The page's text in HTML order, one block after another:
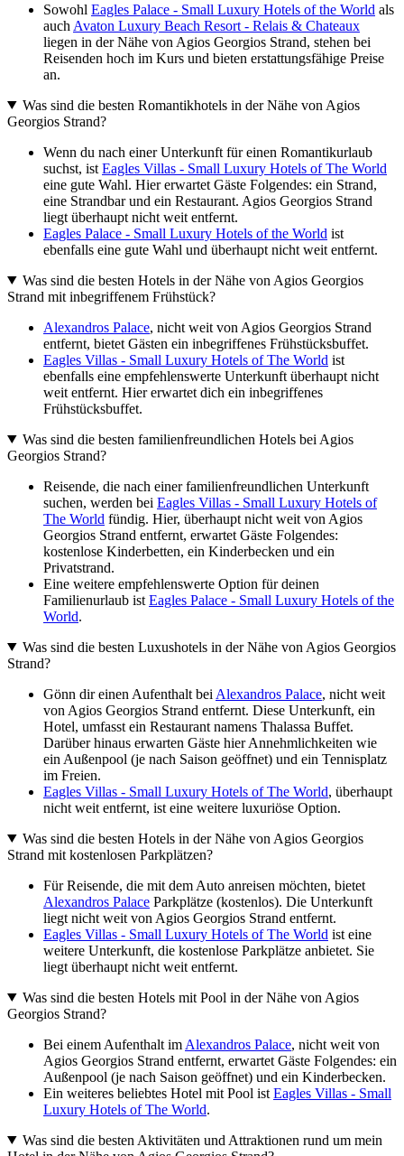
Sowohl Eagles Palace - Small Luxury Hotels of the World als
auch Avaton Luxury Beach Resort - Relais & Chateaux
liegen in der Nähe von Agios Georgios Strand, stehen bei
Reisenden hoch im Kurs und bieten erstattungsfähige Preise
an.
Was sind die besten Romantikhotels in der Nähe von Agios
Georgios Strand?
Wenn du nach einer Unterkunft für einen Romantikurlaub
suchst, ist Eagles Villas - Small Luxury Hotels of The World
eine gute Wahl. Hier erwartet Gäste Folgendes: ein Strand,
eine Strandbar und ein Restaurant. Agios Georgios Strand
liegt überhaupt nicht weit entfernt.
Eagles Palace - Small Luxury Hotels of the World ist
ebenfalls eine gute Wahl und überhaupt nicht weit entfernt.
Was sind die besten Hotels in der Nähe von Agios Georgios
Strand mit inbegriffenem Frühstück?
Alexandros Palace, nicht weit von Agios Georgios Strand
entfernt, bietet Gästen ein inbegriffenes Frühstücksbuffet.
Eagles Villas - Small Luxury Hotels of The World ist
ebenfalls eine empfehlenswerte Unterkunft überhaupt nicht
weit entfernt. Hier erwartet dich ein inbegriffenes
Frühstücksbuffet.
Was sind die besten familienfreundlichen Hotels bei Agios
Georgios Strand?
Reisende, die nach einer familienfreundlichen Unterkunft
suchen, werden bei Eagles Villas - Small Luxury Hotels of
The World fündig. Hier, überhaupt nicht weit von Agios
Georgios Strand entfernt, erwartet Gäste Folgendes:
kostenlose Kinderbetten, ein Kinderbecken und ein
Privatstrand.
Eine weitere empfehlenswerte Option für deinen
Familienurlaub ist Eagles Palace - Small Luxury Hotels of the
World.
Was sind die besten Luxushotels in der Nähe von Agios Georgios
Strand?
Gönn dir einen Aufenthalt bei Alexandros Palace, nicht weit
von Agios Georgios Strand entfernt. Diese Unterkunft, ein
Hotel, umfasst ein Restaurant namens Thalassa Buffet.
Darüber hinaus erwarten Gäste hier Annehmlichkeiten wie
ein Außenpool (je nach Saison geöffnet) und ein Tennisplatz
im Freien.
Eagles Villas - Small Luxury Hotels of The World, überhaupt
nicht weit entfernt, ist eine weitere luxuriöse Option.
Was sind die besten Hotels in der Nähe von Agios Georgios
Strand mit kostenlosen Parkplätzen?
Für Reisende, die mit dem Auto anreisen möchten, bietet
Alexandros Palace Parkplätze (kostenlos). Die Unterkunft
liegt nicht weit von Agios Georgios Strand entfernt.
Eagles Villas - Small Luxury Hotels of The World ist eine
weitere Unterkunft, die kostenlose Parkplätze anbietet. Sie
liegt überhaupt nicht weit entfernt.
Was sind die besten Hotels mit Pool in der Nähe von Agios
Georgios Strand?
Bei einem Aufenthalt im Alexandros Palace, nicht weit von
Agios Georgios Strand entfernt, erwartet Gäste Folgendes: ein
Außenpool (je nach Saison geöffnet) und ein Kinderbecken.
Ein weiteres beliebtes Hotel mit Pool ist Eagles Villas - Small
Luxury Hotels of The World.
Was sind die besten Aktivitäten und Attraktionen rund um mein